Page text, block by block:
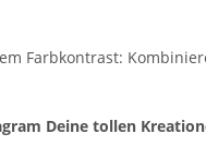
Farbkontrast:
Deine tollen